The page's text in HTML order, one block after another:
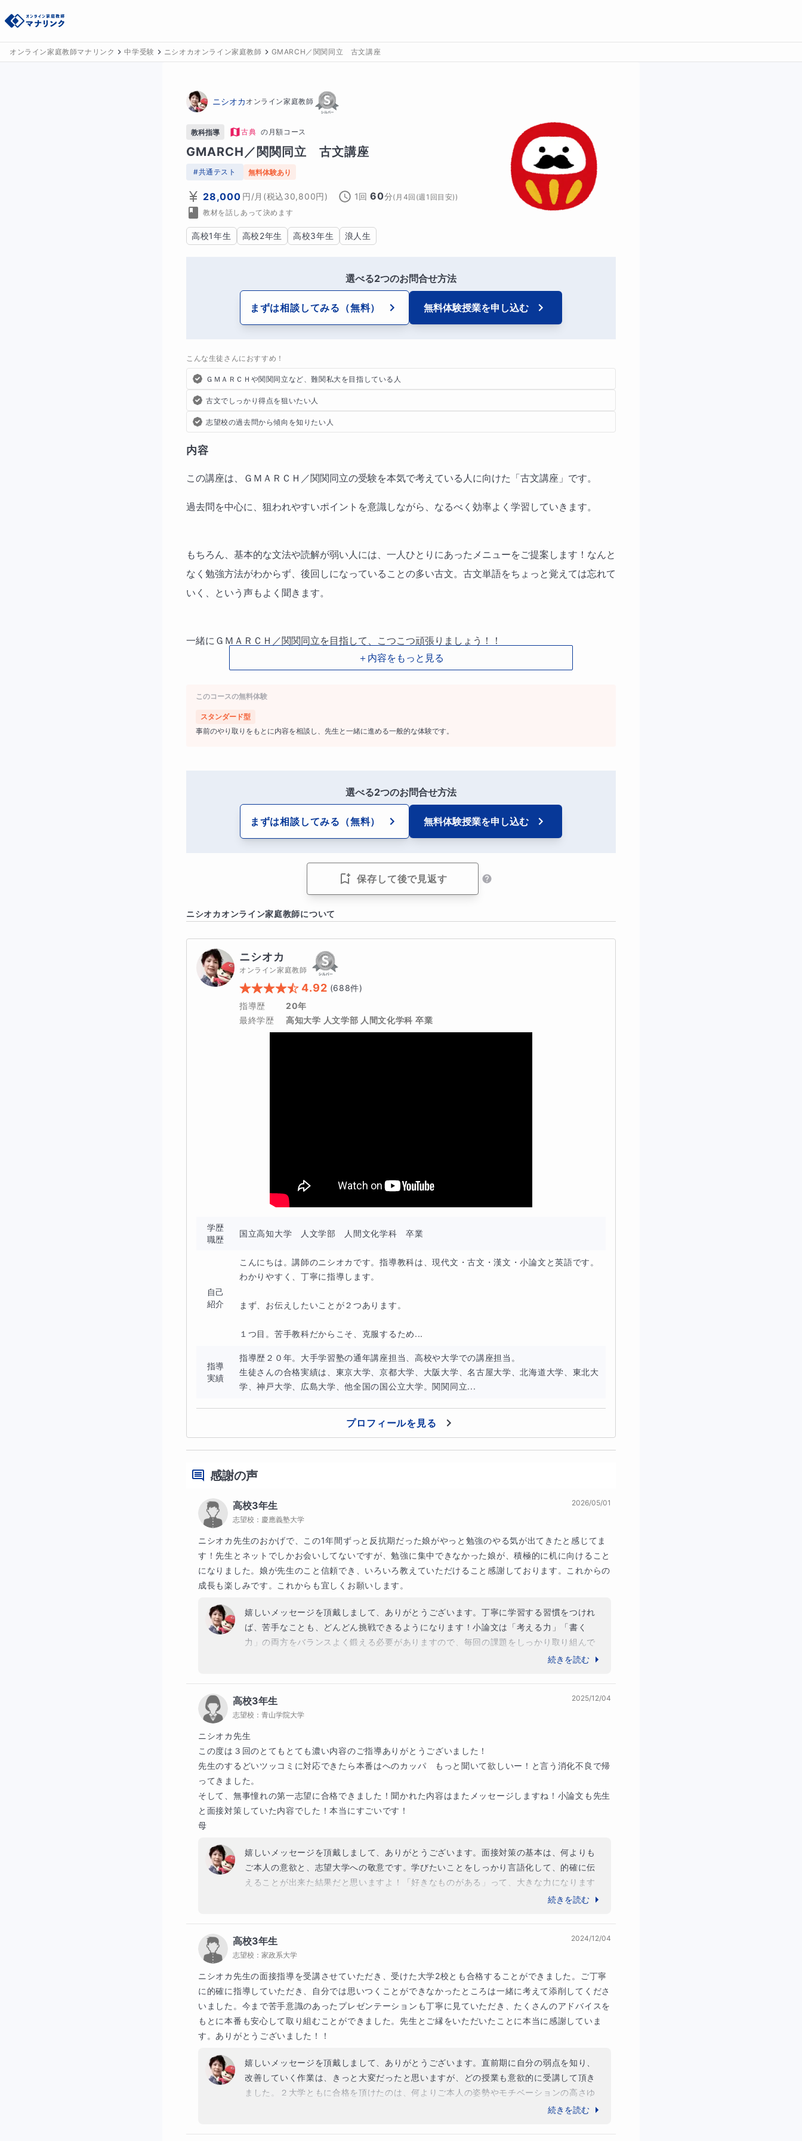
オンライン家庭教師マナリンク 中学受験 ニシオカオンライン家庭教師 GMARCH／関関同立 古文講座
ニシオカ オンライン家庭教師
教科指導 古典 の 月額コース
GMARCH／関関同立　古文講座
#共通テスト 無料体験あり
28,000 円/月 (税込30,800円) 1回 60分( 月4回(週1回目安) )
教材を話しあって決めます
高校1年生 高校2年生 高校3年生 浪人生
選べる2つのお問合せ方法
まずは相談してみる （無料） 無料体験授業を申し込む
こんな生徒さんにおすすめ！
ＧＭＡＲＣＨや関関同立など、難関私大を目指している人
古文でしっかり得点を狙いたい人
志望校の過去問から傾向を知りたい人
内容
この講座は、ＧＭＡＲＣＨ／関関同立の受験を本気で考えている人に向けた「古文講座」です。
過去問を中心に、狙われやすいポイントを意識しながら、なるべく効率よく学習していきます。
もちろん、基本的な文法や読解が弱い人には、一人ひとりにあったメニューをご提案します！なんと
なく勉強方法がわからず、後回しになっていることの多い古文。古文単語をちょっと覚えては忘れて
いく、という声もよく聞きます。
一緒にＧＭＡＲＣＨ／関関同立を目指して、こつこつ頑張りましょう！！
＋内容をもっと見る
このコースの無料体験
スタンダード型
事前のやり取りをもとに内容を相談し、先生と一緒に進める一般的な体験です。
選べる2つのお問合せ方法
まずは相談してみる （無料） 無料体験授業を申し込む
保存して後で見返す
ニシオカオンライン家庭教師について
ニシオカ
オンライン家庭教師
4.92 (688件)
指導歴
20年
最終学歴
高知大学 人文学部 人間文化学科 卒業
学歴
職歴
国立高知大学　人文学部　人間文化学科　卒業
自己
紹介
こんにちは。講師のニシオカです。指導教科は、現代文・古文・漢文・小論文と英語です。
わかりやすく、丁寧に指導します。
まず、お伝えしたいことが２つあります。
１つ目。苦手教科だからこそ、克服するため...
指導
実績
指導歴２０年。大手学習塾の通年講座担当、高校や大学での講座担当。
生徒さんの合格実績は、東京大学、京都大学、大阪大学、名古屋大学、北海道大学、東北大
学、神戸大学、広島大学、他全国の国公立大学。関関同立...
プロフィールを見る
感謝の声
高校3年生
志望校： 慶應義塾大学
2026/05/01
ニシオカ先生のおかげで、この1年間ずっと反抗期だった娘がやっと勉強のやる気が出てきたと感じてま
す！先生とネットでしかお会いしてないですが、勉強に集中できなかった娘が、積極的に机に向けること
になりました。娘が先生のこと信頼でき、いろいろ教えていただけること感謝しております。これからの
成長も楽しみです。これからも宜しくお願いします。
嬉しいメッセージを頂戴しまして、ありがとうございます。丁寧に学習する習慣をつけれ
ば、苦手なことも、どんどん挑戦できるようになります！小論文は「考える力」「書く
力」の両方をバランスよく鍛える必要がありますので、毎回の課題をしっかり取り組んで
もらうことで、受験本番への実力を養いましょう。学ぶことの楽しさを感じ、自分の成長
続きを読む
高校3年生
志望校： 青山学院大学
2025/12/04
ニシオカ先生
この度は３回のとてもとても濃い内容のご指導ありがとうございました！
先生のするどいツッコミに対応できたら本番はへのカッパ　もっと聞いて欲しいー！と言う消化不良で帰
ってきました。
そして、無事憧れの第一志望に合格できました！聞かれた内容はまたメッセージしますね！小論文も先生
と面接対策していた内容でした！本当にすごいです！
母
嬉しいメッセージを頂戴しまして、ありがとうございます。面接対策の基本は、何よりも
ご本人の意欲と、志望大学への敬意です。学びたいことをしっかり言語化して、的確に伝
えることが出来た結果だと思いますよ！「好きなものがある」って、大きな力になります
ね～。共通テストもあるので、もう一段階ギアを入れて、これからも頑張って下さいね！
す。おめでとうございます。
続きを読む
高校3年生
志望校： 家政系大学
2024/12/04
ニシオカ先生の面接指導を受講させていただき、受けた大学2校とも合格することができました。ご丁寧
に的確に指導していただき、自分では思いつくことができなかったところは一緒に考えて添削してくださ
いました。今まで苦手意識のあったプレゼンテーションも丁寧に見ていただき、たくさんのアドバイスを
もとに本番も安心して取り組むことができました。先生とご縁をいただいたことに本当に感謝していま
す。ありがとうございました！！
嬉しいメッセージを頂戴しまして、ありがとうございます。直前期に自分の弱点を知り、
改善していく作業は、きっと大変だったと思いますが、どの授業も意欲的に受講して頂き
ました。２大学ともに合格を頂けたのは、何よりご本人の姿勢やモチベーションの高さゆ
えのことです。これから春からの大学生活に向けて、高校生活を謳歌しつつ、たくさんの
となれたことをほんまに嬉しく思います。ありがとうございました！
続きを読む